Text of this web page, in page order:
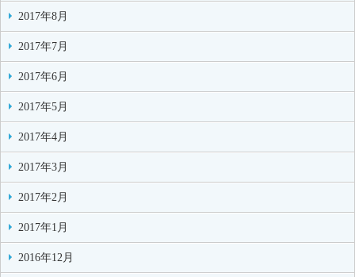
2017年8月
2017年7月
2017年6月
2017年5月
2017年4月
2017年3月
2017年2月
2017年1月
2016年12月